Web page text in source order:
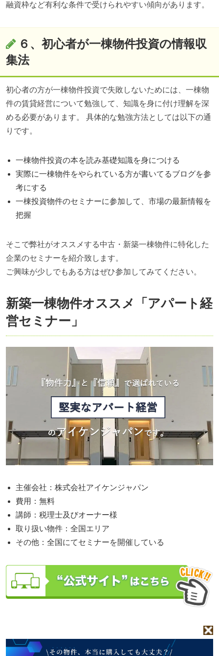
融資枠など有利な条件で受けられやすい傾向があります。
６、初心者が一棟物件投資の情報収
集法
初心者の方が一棟物件投資で失敗しないためには、一棟物
件の賃貸経営について勉強して、知識を身に付け理解を深
める必要があります。 具体的な勉強方法としては以下の通
りです。
一棟物件投資の本を読み基礎知識を身につける
実際に一棟物件をやられている方が書いてるブログを参
考にする
一棟投資物件のセミナーに参加して、市場の最新情報を
把握
そこで弊社がオススメする中古・新築一棟物件に特化した
企業のセミナーを紹介致します。
ご興味が少しでもある方はぜひ参加してみてください。
新築一棟物件オススメ「アパート経
営セミナー」
主催会社：株式会社アイケンジャパン
費用：無料
講師：税理士及びオーナー様
取り扱い物件：全国エリア
その他：全国にてセミナーを開催している